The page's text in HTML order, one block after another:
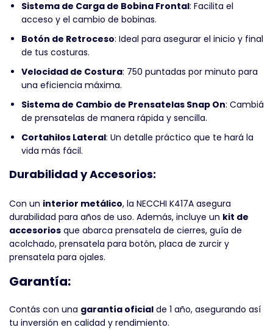
Sistema de Carga de Bobina Frontal: Facilita el
acceso y el cambio de bobinas.
Botón de Retroceso: Ideal para asegurar el inicio y final
de tus costuras.
Velocidad de Costura: 750 puntadas por minuto para
una eficiencia máxima.
Sistema de Cambio de Prensatelas Snap On: Cambiá
de prensatelas de manera rápida y sencilla.
Cortahilos Lateral: Un detalle práctico que te hará la
vida más fácil.
Durabilidad y Accesorios:
Con un interior metálico, la NECCHI K417A asegura
durabilidad para años de uso. Además, incluye un kit de
accesorios que abarca prensatela de cierres, guía de
acolchado, prensatela para botón, placa de zurcir y
prensatela para ojales.
Garantía:
Contás con una garantía oficial de 1 año, asegurando así
tu inversión en calidad y rendimiento.